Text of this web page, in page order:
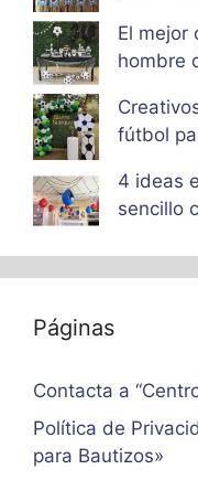
El mejor
hombre
fútbol
4 ideas
sencillo
Páginas
Contacta a
Política de
para Bautizos»